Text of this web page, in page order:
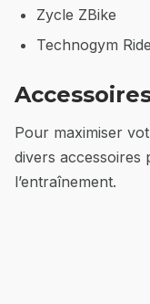
Zycle ZBike
Technogym Ride
Pour maximiser
divers accessoires
l’entraînement.